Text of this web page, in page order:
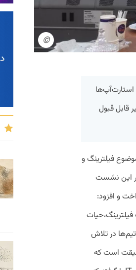
©
استارت‌آپ‌ها
قابل قبول
پنل «فیلترینگ و استارت‌آپ‌ها» در اینوتکس ۲۰۲۳ به موضوع فیلترینگ و
پرداخته شد. در این نشست
و افزود:
در تلاش
است که